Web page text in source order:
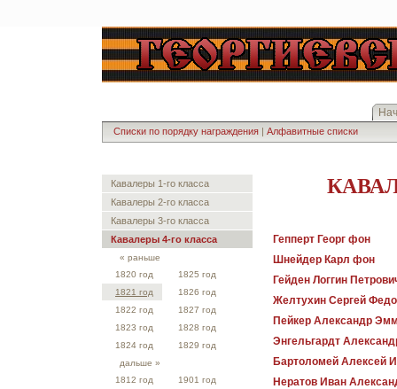
Списки по порядку награждения | Алфавитные списки
Кавалеры 1-го класса
Кавалеры 2-го класса
Кавалеры 3-го класса
Кавалеры 4-го класса
« раньше
1820 год
1825 год
1821 год
1826 год
1822 год
1827 год
1823 год
1828 год
1824 год
1829 год
дальше »
1812 год
1901 год
Гепперт Георг фон
Шнейдер Карл фон
Гейден Логгин
Желтухин Сергей
Пейкер Александр
Энгельгардт
Бартоломей Алексей
Нератов Иван